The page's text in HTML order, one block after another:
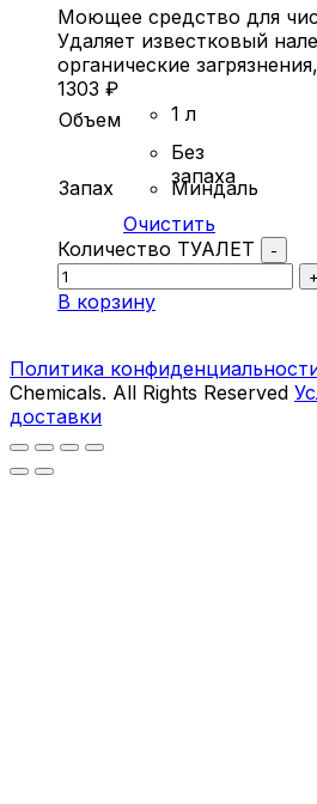
Моющее средство для
Удаляет известковый
органические
1303 ₽
Объем
1 л
Запах
Без
запаха
Миндаль
Очистить
Количество ТУАЛЕТ
-
+
В корзину
Политика
Chemicals. All Rights Reserved
доставки